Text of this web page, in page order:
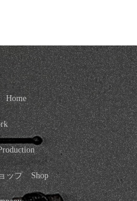
Home
ョップShop